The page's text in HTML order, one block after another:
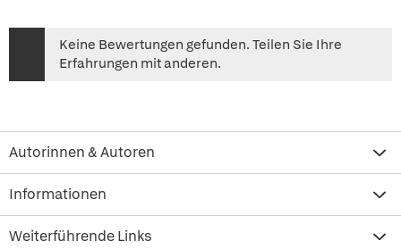
Keine Bewertungen gefunden. Teilen Sie Ihre
Erfahrungen mit anderen.
Autorinnen & Autoren
Informationen
Weiterführende Links